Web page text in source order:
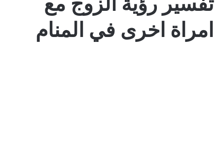
امراة اخرى في المنام